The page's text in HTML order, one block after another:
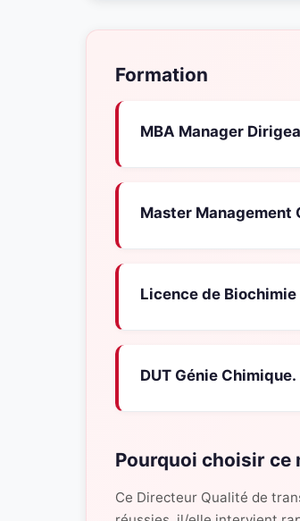
Formation
MBA Manager
Master Management
Licence de Biochimie
DUT Génie Chimique.
Pourquoi choisir ce
Ce Directeur Qualité de